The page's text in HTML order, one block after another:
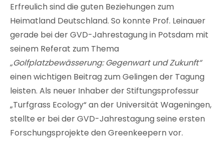
Erfreulich sind die guten Beziehungen zum
Heimatland Deutschland. So konnte Prof. Leinauer
gerade bei der GVD-Jahrestagung in Potsdam mit
seinem Referat zum Thema
„Golfplatzbewässerung: Gegenwart und Zukunft“
einen wichtigen Beitrag zum Gelingen der Tagung
leisten. Als neuer Inhaber der Stiftungsprofessur
„Turfgrass Ecology“ an der Universität Wageningen,
stellte er bei der GVD-Jahrestagung seine ersten
Forschungsprojekte den Greenkeepern vor.